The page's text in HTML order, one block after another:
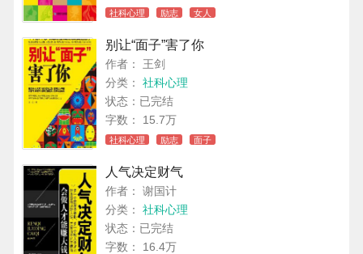
社科心理 励志 女人
别让“面子”害了你
作者： 王剑
分类： 社科心理
状态：已完结
字数： 15.7万
社科心理 励志 面子
人气决定财气
作者： 谢国计
分类： 社科心理
状态：已完结
字数： 16.4万